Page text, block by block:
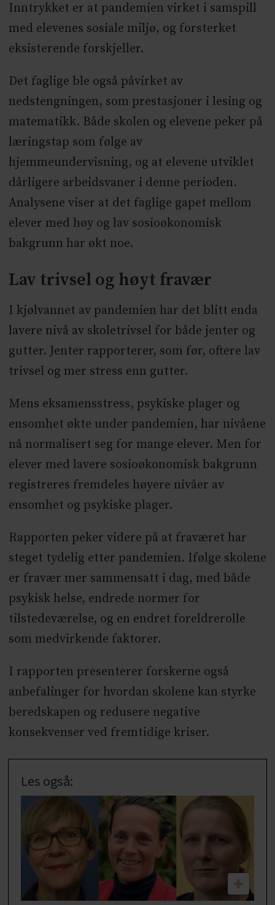
Inntrykket er at pandemien virket i samspill
med elevenes sosiale miljø, og forsterket
eksisterende forskjeller.
Det faglige ble også påvirket av
nedstengningen, som prestasjoner i lesing og
matematikk. Både skolen og elevene peker på
læringstap som følge av
hjemmeundervisning, og at elevene utviklet
dårligere arbeidsvaner i denne perioden.
Analysene viser at det faglige gapet mellom
elever med høy og lav sosioøkonomisk
bakgrunn har økt noe.
Lav trivsel og høyt fravær
I kjølvannet av pandemien har det blitt enda
lavere nivå av skoletrivsel for både jenter og
gutter. Jenter rapporterer, som før, oftere lav
trivsel og mer stress enn gutter.
Mens eksamensstress, psykiske plager og
ensomhet økte under pandemien, har nivåene
nå normalisert seg for mange elever. Men for
elever med lavere sosioøkonomisk bakgrunn
registreres fremdeles høyere nivåer av
ensomhet og psykiske plager.
Rapporten peker videre på at fraværet har
steget tydelig etter pandemien. Ifølge skolene
er fravær mer sammensatt i dag, med både
psykisk helse, endrede normer for
tilstedeværelse, og en endret foreldrerolle
som medvirkende faktorer.
I rapporten presenterer forskerne også
anbefalinger for hvordan skolene kan styrke
beredskapen og redusere negative
konsekvenser ved fremtidige kriser.
Les også: